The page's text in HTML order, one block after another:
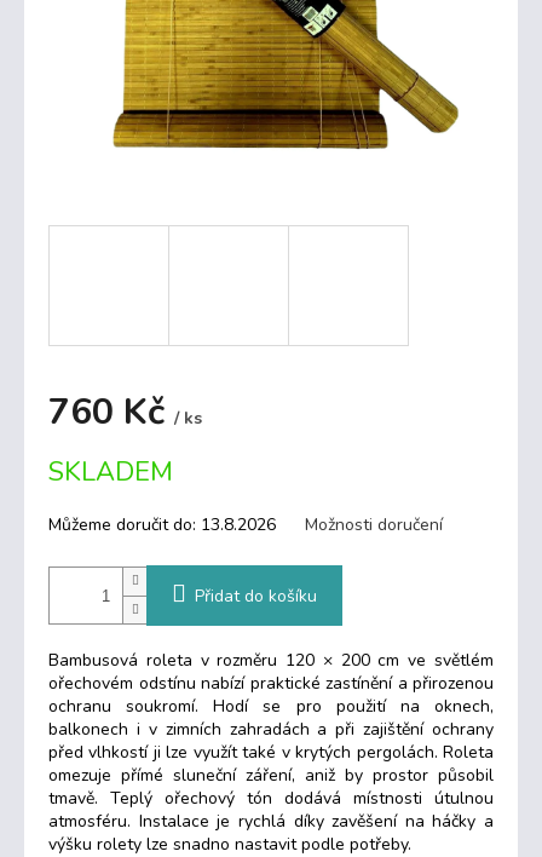
760 Kč / ks
cena:
SKLADEM
Můžeme doručit do: 13.8.2026 Možnosti doručení
Přidat do košíku
Bambusová roleta v rozměru 120 × 200 cm ve světlém
ořechovém odstínu nabízí praktické zastínění a přirozenou
ochranu soukromí. Hodí se pro použití na oknech,
balkonech i v zimních zahradách a při zajištění ochrany
před vlhkostí ji lze využít také v krytých pergolách. Roleta
omezuje přímé sluneční záření, aniž by prostor působil
tmavě. Teplý ořechový tón dodává místnosti útulnou
atmosféru. Instalace je rychlá díky zavěšení na háčky a
výšku rolety lze snadno nastavit podle potřeby.